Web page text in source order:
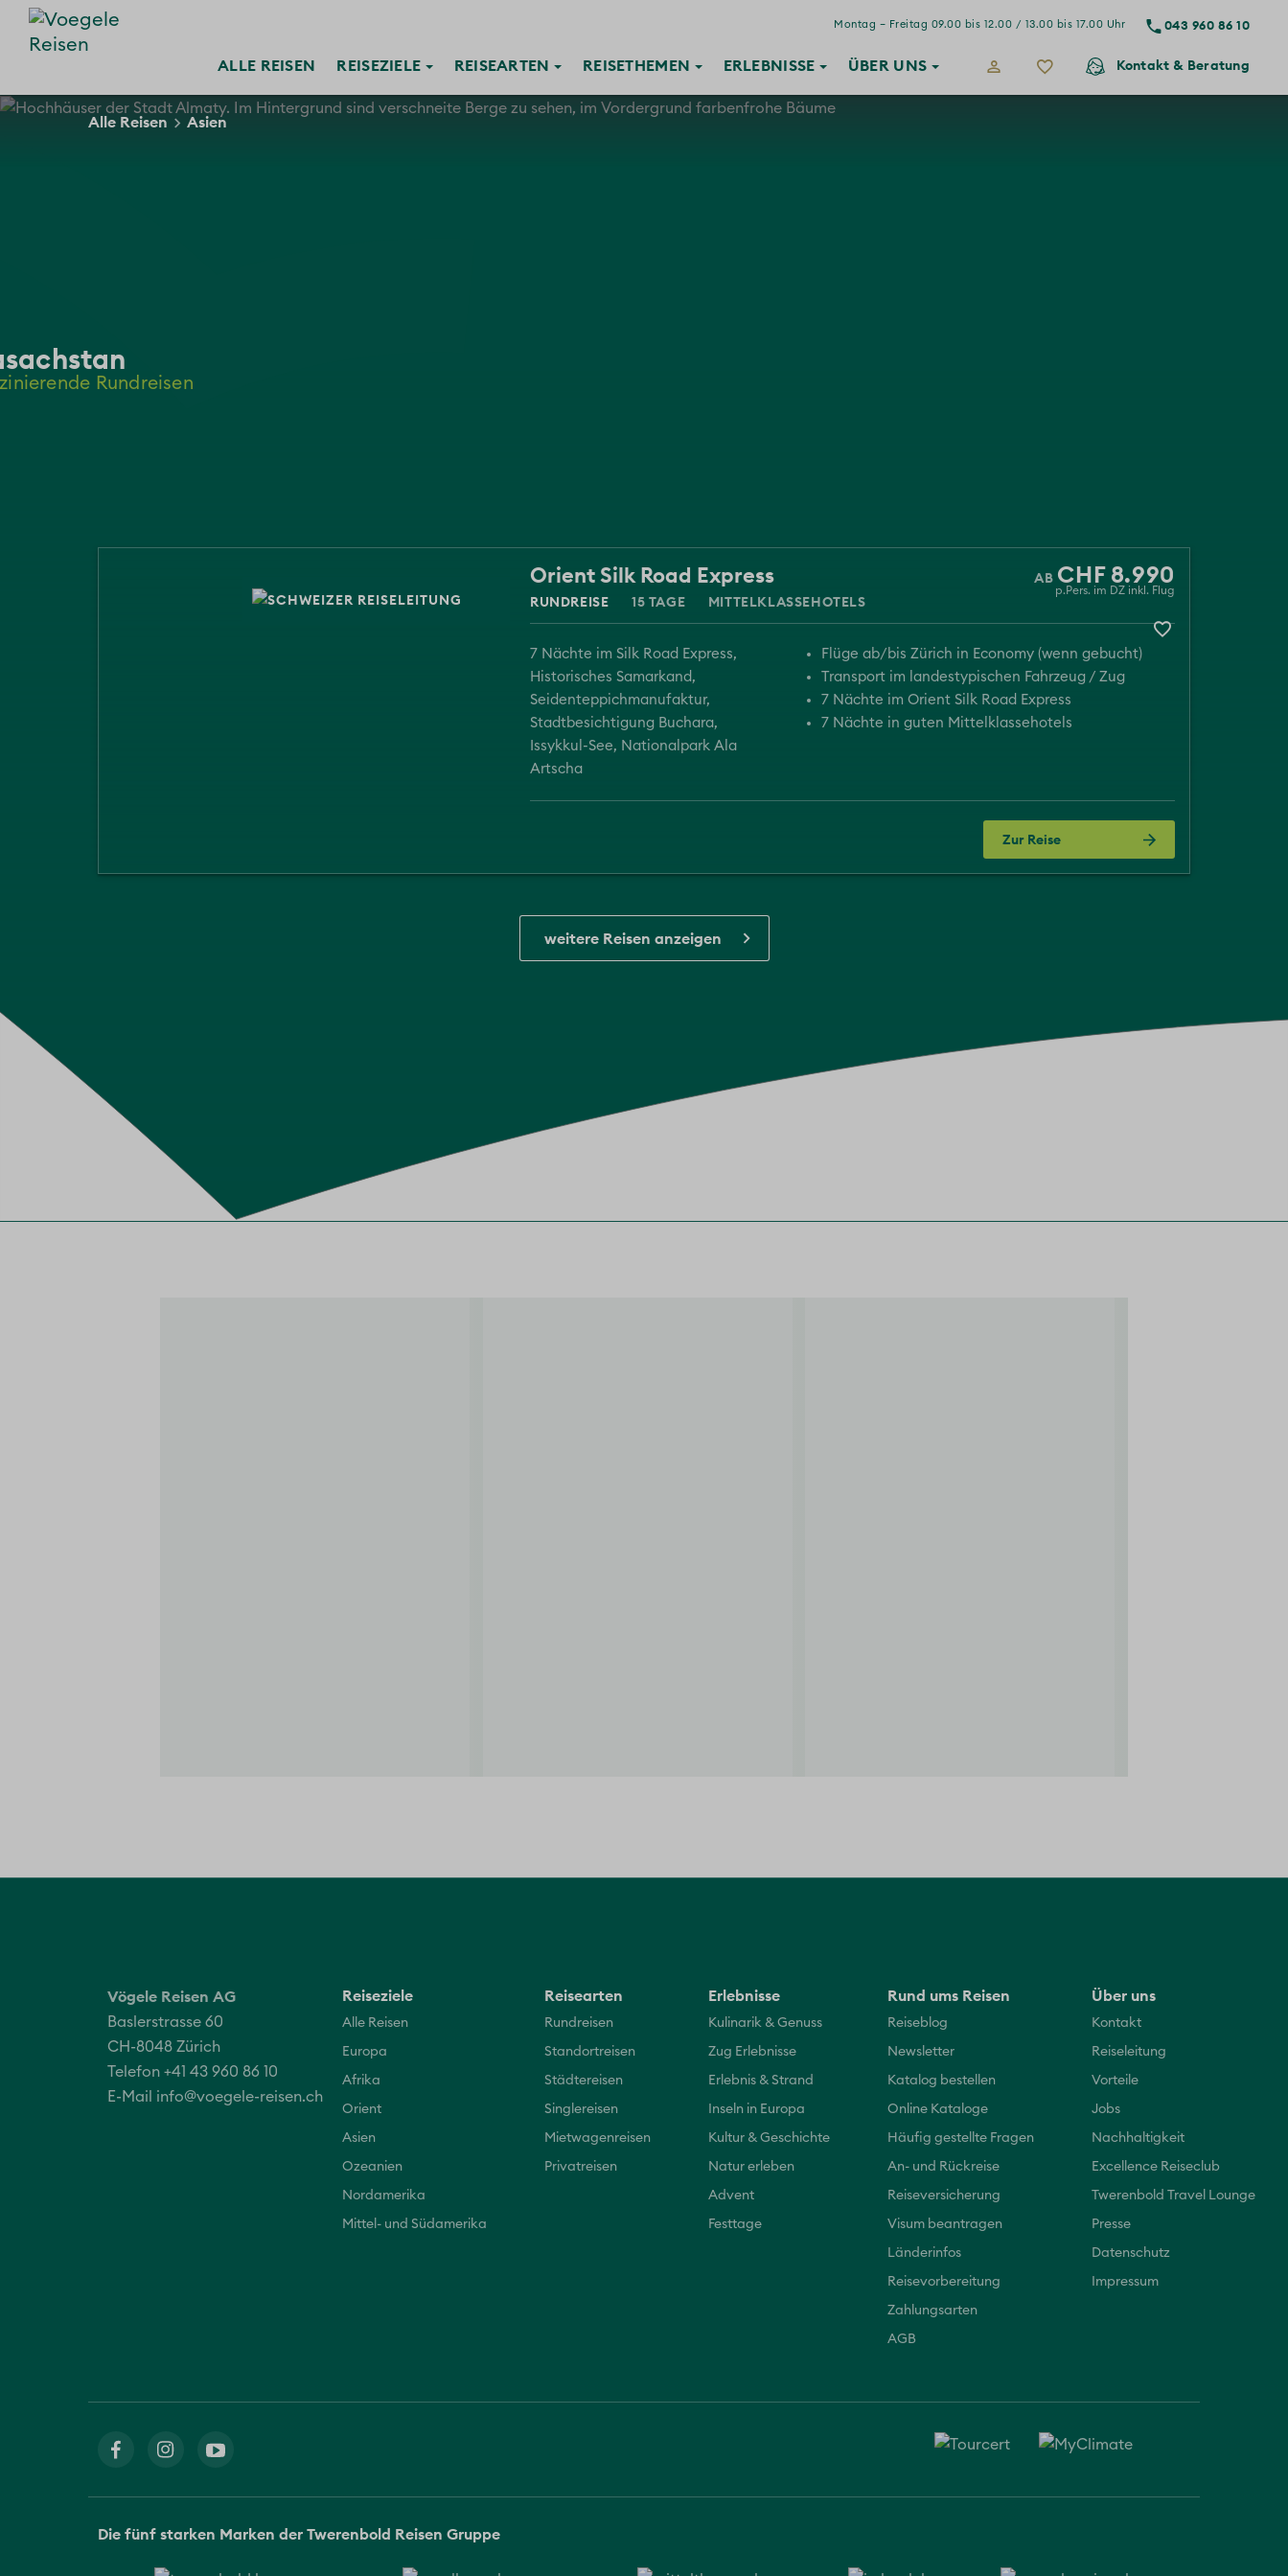
043 960 86 10
Montag – Freitag 09.00 bis 12.00 / 13.00 bis 17.00 Uhr
ALLE REISEN REISEZIELE REISEARTEN REISETHEMEN ERLEBNISSE ÜBER UNS Kontakt & Beratung
Alle Reisen Asien
Rundreisen
CHF 8.990
p.Pers. im DZ inkl. Flug
Orient Silk Road Express
RUNDREISE 15 TAGE MITTELKLASSEHOTELS
7 Nächte im Silk Road Express
Historisches Samarkand
Seidenteppichmanufaktur
Stadtbesichtigung Buchara
Issykkul-See
Nationalpark Ala
Artscha
Flüge ab/bis Zürich in Economy (wenn gebucht)
Transport im landestypischen Fahrzeug / Zug
7 Nächte im Orient Silk Road Express
7 Nächte in guten Mittelklassehotels
Zur Reise
weitere Reisen anzeigen
Vögele Reisen AG
Baslerstrasse 60
CH-8048 Zürich
Telefon +41 43 960 86 10
E-Mail info@voegele-reisen.ch
Reiseziele
Alle Reisen
Europa
Afrika
Orient
Asien
Ozeanien
Nordamerika
Mittel- und Südamerika
Reisearten
Rundreisen
Standortreisen
Städtereisen
Singlereisen
Mietwagenreisen
Privatreisen
Erlebnisse
Kulinarik & Genuss
Zug Erlebnisse
Erlebnis & Strand
Inseln in Europa
Kultur & Geschichte
Natur erleben
Advent
Festtage
Rund ums Reisen
Reiseblog
Newsletter
Katalog bestellen
Online Kataloge
Häufig gestellte Fragen
An- und Rückreise
Reiseversicherung
Visum beantragen
Länderinfos
Reisevorbereitung
Zahlungsarten
AGB
Über uns
Kontakt
Reiseleitung
Vorteile
Jobs
Nachhaltigkeit
Excellence Reiseclub
Twerenbold Travel Lounge
Presse
Datenschutz
Impressum
Die fünf starken Marken der Twerenbold Reisen Gruppe